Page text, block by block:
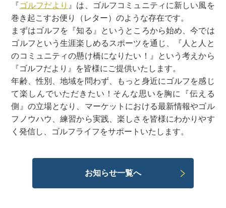
『 ゴルフだより 』は、ゴルフコミュニティに新しい風を
巻き起こすお便り（レター）のような存在です。
まずはゴルフを『知る』というところから始め、今では
ゴルフという生涯楽しめるスポーツを通じ、『人と人と
のコミュニティの懸け橋になりたい！』という考えから
『ゴルフだより』を皆様にご提供いたします。
年齢、性別、地域を問わず、もっと身近にゴルフを感じ
て楽しんでいただきたい！そんな思いを胸に『伝える
側』の立場となり、マーケットにおける最新情報やゴル
フノウハウ、練習から実践、楽しさを皆様にわかりやす
く発信し、ゴルフライフをサポートいたします。
お知らせ一覧へ